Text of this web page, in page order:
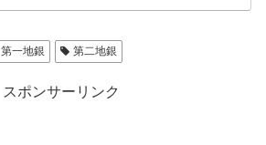
第一地銀 第二地銀
スポンサーリンク